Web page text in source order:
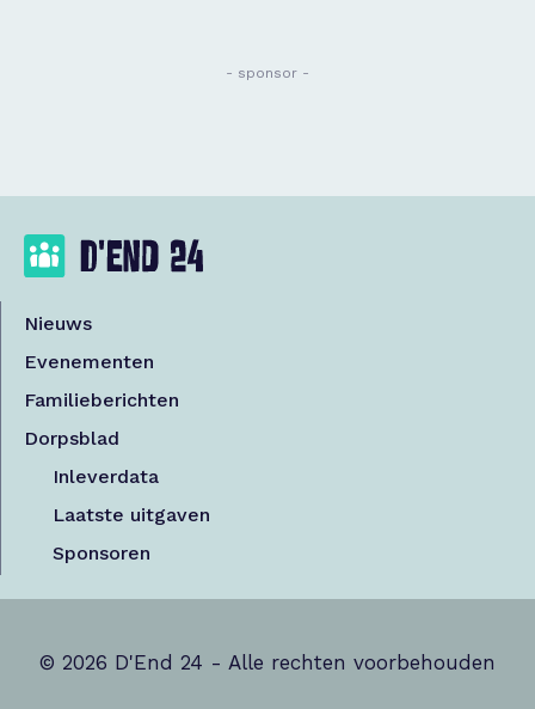
- sponsor -
Nieuws
Evenementen
Familieberichten
Dorpsblad
Inleverdata
Laatste uitgaven
Sponsoren
© 2026 D'End 24 - Alle rechten voorbehouden